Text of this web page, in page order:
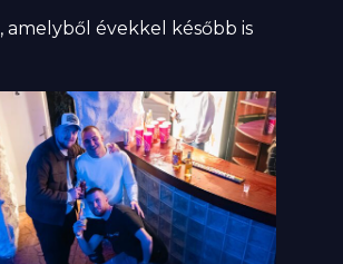
amelyből évekkel később is